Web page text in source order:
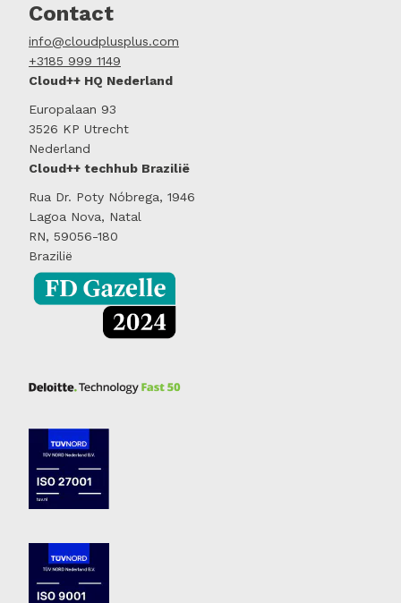
Contact
info@cloudplusplus.com
+3185 999 1149
Cloud++ HQ Nederland
Europalaan 93
3526 KP Utrecht
Nederland
Cloud++ techhub Brazilië
Rua Dr. Poty Nóbrega, 1946
Lagoa Nova, Natal
RN, 59056-180
Brazilië